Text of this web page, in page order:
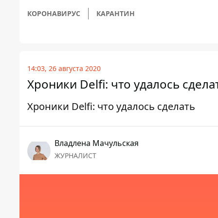
КОРОНАВИРУС КАРАНТИН
14:03, 26 августа 2020
Хроники Delfi: что удалось
Хроники Delfi: что удалось сделать
Владлена Мачульская
ЖУРНАЛИСТ